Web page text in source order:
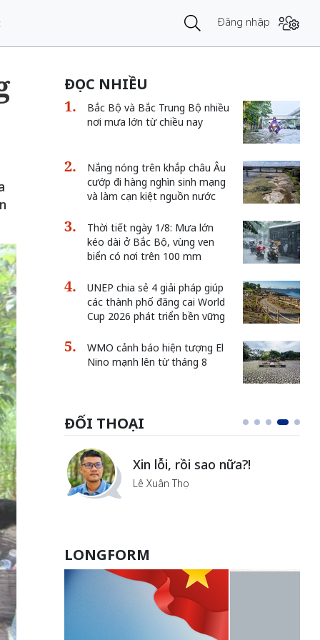
Đăng nhập
ĐỌC NHIỀU
Bắc Bộ và Bắc Trung Bộ nhiều
nơi mưa lớn từ chiều nay
Nắng nóng trên khắp châu Âu
cướp đi hàng nghìn sinh mạng
và làm cạn kiệt nguồn nước
Thời tiết ngày 1/8: Mưa lớn
kéo dài ở Bắc Bộ, vùng ven
biển có nơi trên 100 mm
UNEP chia sẻ 4 giải pháp giúp
các thành phố đăng cai World
Cup 2026 phát triển bền vững
WMO cảnh báo hiện tượng El
Nino mạnh lên từ tháng 8
ĐỐI THOẠI
Xin lỗi, rồi sao nữa?!
Lê Xuân Thọ
LONGFORM